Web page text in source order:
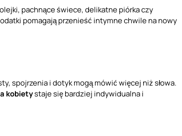
olejki, pachnące świece, delikatne piórka czy
pomagają przenieść intymne chwile na nowy
spojrzenia i dotyk mogą mówić więcej niż słowa.
kobietystaje się bardziej indywidualna i